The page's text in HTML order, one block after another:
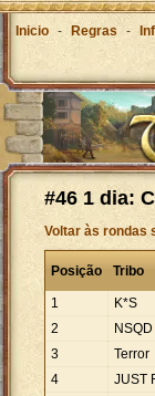
Inicio - Regras -
#46 1 dia:
Voltar às rondas
Posição Tribo
1 K*S
2
NSQD
3
Terror
4
JUST